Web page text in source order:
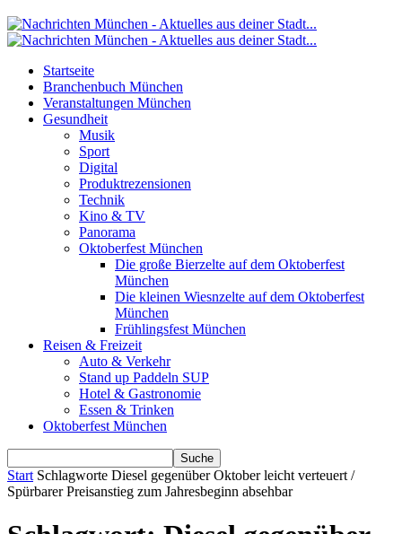
Startseite
Branchenbuch München
Veranstaltungen München
Gesundheit
Musik
Sport
Digital
Produktrezensionen
Technik
Kino & TV
Panorama
Oktoberfest München
Die große Bierzelte auf dem Oktoberfest
München
Die kleinen Wiesnzelte auf dem Oktoberfest
München
Frühlingsfest München
Reisen & Freizeit
Auto & Verkehr
Stand up Paddeln SUP
Hotel & Gastronomie
Essen & Trinken
Oktoberfest München
Start Schlagworte Diesel gegenüber Oktober leicht verteuert /
Spürbarer Preisanstieg zum Jahresbeginn absehbar